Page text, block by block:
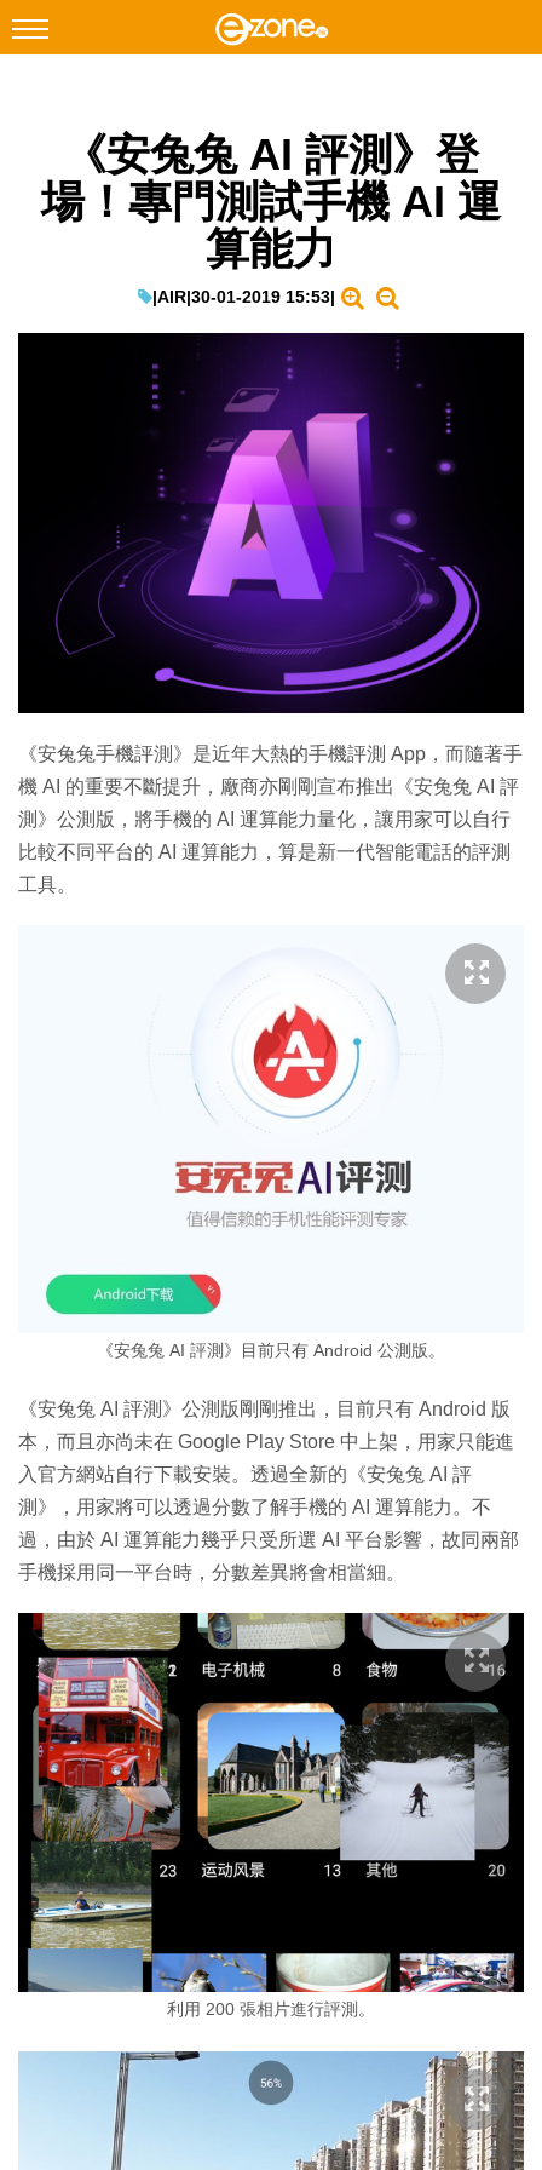
Facebook Instagram
科技焦點
教學評測
生成式AI與雲端應用
Enterprise Digital Transformation
《安兔兔 AI 評測》登
場！專門測試手機 AI 運
算能力
|AIR|30-01-2019 15:53|
《安兔兔手機評測》是近年大熱的手機評測 App，而隨著手
機 AI 的重要不斷提升，廠商亦剛剛宣布推出《安兔兔 AI 評
測》公測版，將手機的 AI 運算能力量化，讓用家可以自行
比較不同平台的 AI 運算能力，算是新一代智能電話的評測
工具。
《安兔兔 AI 評測》目前只有 Android 公測版。
《安兔兔 AI 評測》公測版剛剛推出，目前只有 Android 版
本，而且亦尚未在 Google Play Store 中上架，用家只能進
入官方網站自行下載安裝。透過全新的《安兔兔 AI 評
測》，用家將可以透過分數了解手機的 AI 運算能力。不
過，由於 AI 運算能力幾乎只受所選 AI 平台影響，故同兩部
手機採用同一平台時，分數差異將會相當細。
利用 200 張相片進行評測。